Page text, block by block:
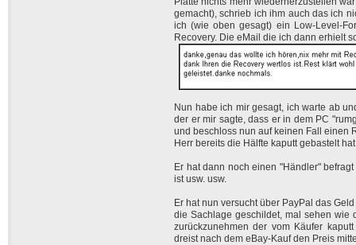
gemacht), schrieb ich ihm auch das ich
ich (wie oben gesagt) ein Low-Level-
Recovery. Die eMail die ich dann erhielt
Nun habe ich mir gesagt, ich warte ab
der er mir sagte, dass er in dem PC
und beschloss nun auf keinen Fall einen
Herr bereits die Hälfte kaputt gebastelt
Er hat dann noch einen "Händler"
ist usw. usw.
Er hat nun versucht über PayPal das
die Sachlage geschildet, mal sehen wie
zurückzunehmen der vom Käufer
dreist nach dem eBay-Kauf den Preis